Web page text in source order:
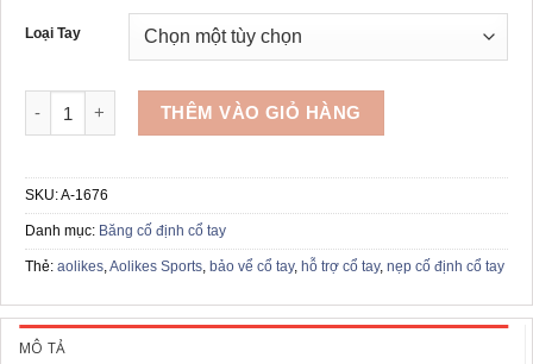
229,000₫.là:
149,000₫.
Loại Tay
Nẹp cố định khớp cổ tay Aolikes A-1676 số lượng
THÊM VÀO GIỎ HÀNG
SKU:A-1676
Danh mục: Băng cố định cổ tay
Thẻ: aolikes Aolikes Sports bảo vể cổ tay, hỗ trợ cổ tay, nẹp cố định cổ tay
MÔ TẢ